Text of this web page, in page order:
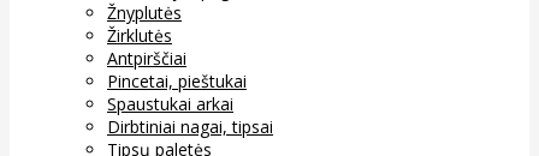
Žnyplutės
Žirklutės
Antpirščiai
Pincetai, pieštukai
Spaustukai arkai
Dirbtiniai nagai, tipsai
Tipsų paletės